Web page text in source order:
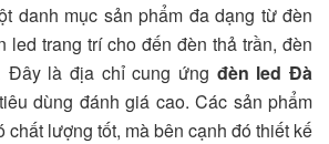
danh mục sản phẩm đa dạng từ đèn
led trang trí cho đến đèn thả trần, đèn
là địa chỉ cung ứng đèn led Đà
dùng đánh giá cao. Các sản phẩm
chất lượng tốt, mà bên cạnh đó thiết kế